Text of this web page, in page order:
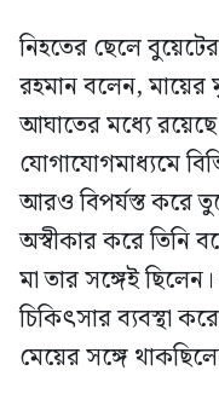
নিহতের ছেলে
রহমান বলেন, মায়ের
আঘাতের মধ্যে
যোগাযোগমাধ্যমে
আরও বিপর্যস্ত করে
অস্বীকার করে তিনি
মা তার সঙ্গেই
চিকিৎসার ব্যবস্থা
মেয়ের সঙ্গে